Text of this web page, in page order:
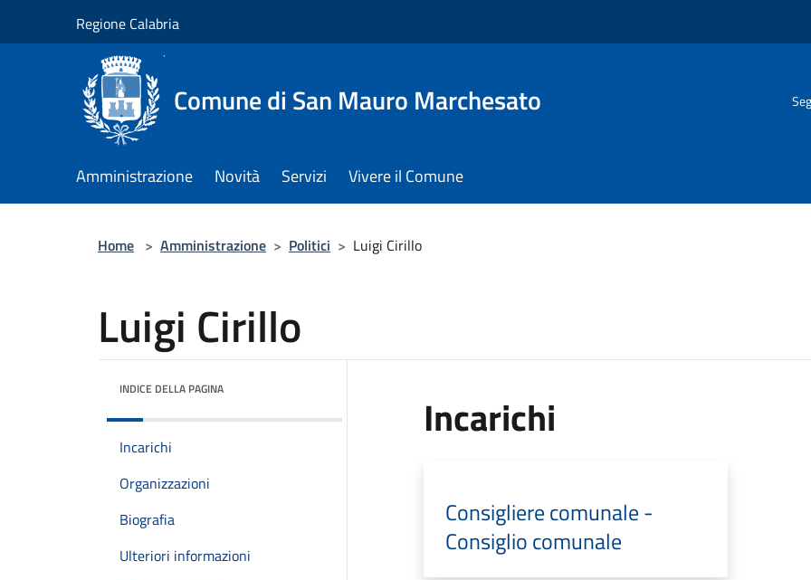
Regione Calabria
Comune di San Mauro Marchesato
Amministrazione Novità Servizi Vivere il Comune
Home > Amministrazione > Politici > Luigi Cirillo
Luigi Cirillo
INDICE DELLA PAGINA
Incarichi
Organizzazioni
Biografia
Ulteriori informazioni
Incarichi
Consigliere comunale -
Consiglio comunale